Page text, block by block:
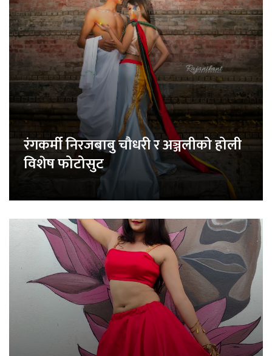
रंगकर्मी निरजबाबु चौधरी र अञ्जलीको होली
विशेष फोटोसुट